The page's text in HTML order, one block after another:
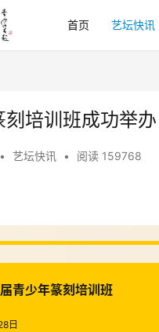
首页 艺坛快讯
培训班成功举办
• 艺坛快讯 • 阅读 159768
青少年篆刻培训班
日